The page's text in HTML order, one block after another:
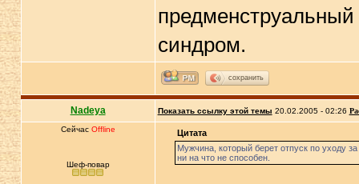
предменструальный
синдром.
сохранить
Nadeya Показать ссылку этой темы 20.02.2005 - 02:26
Сейчас Offline
Шеф-повар
Цитата
Мужчина, который берет отпуск по уходу
ни на что не способен.